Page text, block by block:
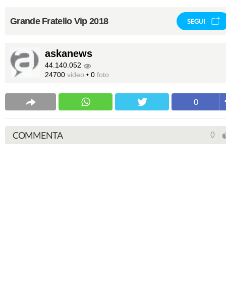
Grande Fratello Vip 2018 SEGUI
askanews
44.140.052
24700 video • 0 foto
0
COMMENTA 0